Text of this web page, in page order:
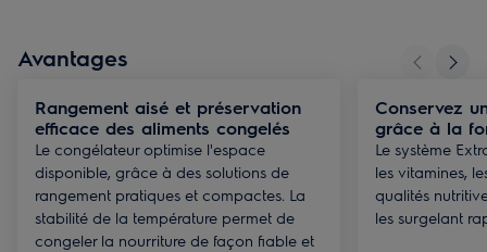
Avantages
Rangement aisé et préservation
efficace des aliments congelés
Le congélateur optimise l'espace
disponible, grâce à des solutions de
rangement pratiques et compactes. La
stabilité de la température permet de
congeler la nourriture de façon fiable et
Conservez
grâce à la
Le système
les vitamines,
qualités
les surgelant